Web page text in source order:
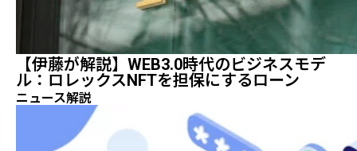
【伊藤が解説】WEB3.0時代のビジネスモデ
ル：ロレックスNFTを担保にするローン
ニュース解説